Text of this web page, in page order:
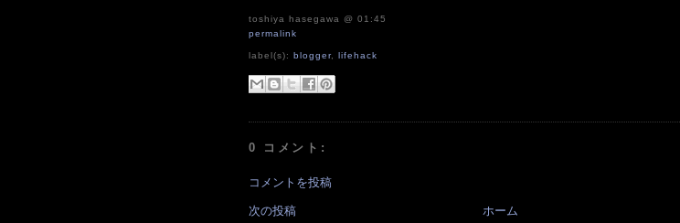
toshiya hasegawa @ 01:45
permalink
label(s):blogger,lifehack
0 コメント:
コメントを投稿
次の投稿 ホーム